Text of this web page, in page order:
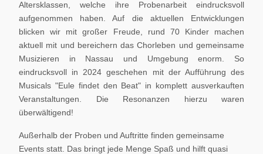
Altersklassen, welche ihre Probenarbeit eindrucksvoll
aufgenommen haben. Auf die aktuellen Entwicklungen
blicken wir mit großer Freude, rund 70 Kinder machen
aktuell mit und bereichern das Chorleben und gemeinsame
Musizieren in Nassau und Umgebung enorm. So
eindrucksvoll in 2024 geschehen mit der Aufführung des
Musicals "Eule findet den Beat" in komplett ausverkauften
Veranstaltungen. Die Resonanzen hierzu waren
überwältigend!
Außerhalb der Proben und Auftritte finden gemeinsame
Events statt. Das bringt jede Menge Spaß und hilft quasi